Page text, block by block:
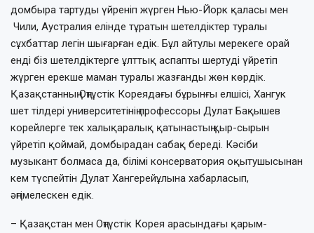
домбыра тартуды үйреніп жүрген Нью-Йорк қаласы мен
Чили, Аустралия елінде тұратын шетелдіктер туралы
сұхбаттар легін шығарған едік. Бұл айтулы мерекеге орай
енді біз шетелдіктерге ұлттық аспапты шертуді үйретіп
жүрген ерекше маман туралы жазғанды жөн көрдік.
Қазақстанның Оңтүстік Кореядағы бұрынғы елшісі, Хангук
шет тілдері университетінің профессоры Дулат Бақышев
корейлерге тек халықаралық қатынастың қыр-сырын
үйретіп қоймай, домбырадан сабақ береді. Кәсіби
музыкант болмаса да, білімі консерватория оқытушысынан
кем түспейтін Дулат Хангерейұлына хабарласып,
әңгімелескен едік.
– Қазақстан мен Оңтүстік Корея ара­сындағы қарым-